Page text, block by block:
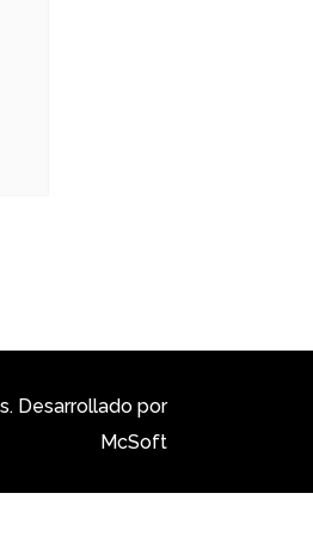
Desarrollado por
McSoft